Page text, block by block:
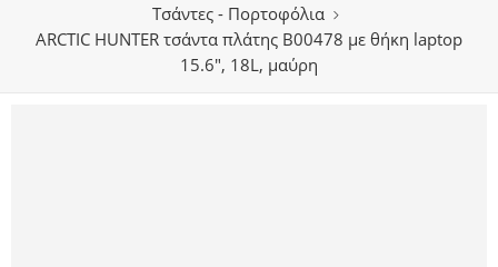
Τσάντες - Πορτοφόλια
ARCTIC HUNTER τσάντα πλάτης B00478 με θήκη laptop
15.6″, 18L, μαύρη